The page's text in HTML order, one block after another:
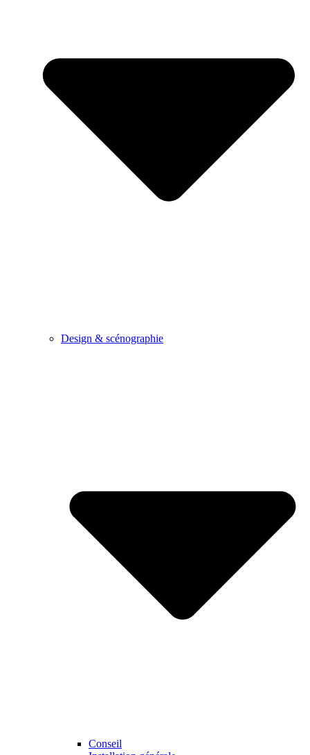
Design & scénographie
Conseil